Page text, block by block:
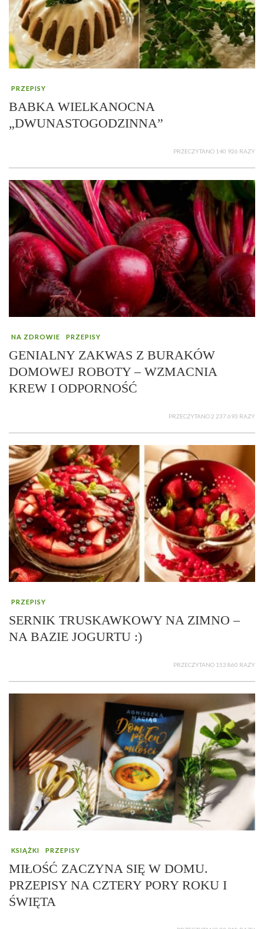
PRZEPISY
BABKA WIELKANOCNA
„DWUNASTOGODZINNA”
PRZECZYTANO 140 926 RAZY
NA ZDROWIE PRZEPISY
GENIALNY ZAKWAS Z BURAKÓW
DOMOWEJ ROBOTY – WZMACNIA
KREW I ODPORNOŚĆ
PRZECZYTANO 2 237 693 RAZY
PRZEPISY
SERNIK TRUSKAWKOWY NA ZIMNO –
NA BAZIE JOGURTU :)
PRZECZYTANO 153 860 RAZY
KSIĄŻKI PRZEPISY
MIŁOŚĆ ZACZYNA SIĘ W DOMU.
PRZEPISY NA CZTERY PORY ROKU I
ŚWIĘTA